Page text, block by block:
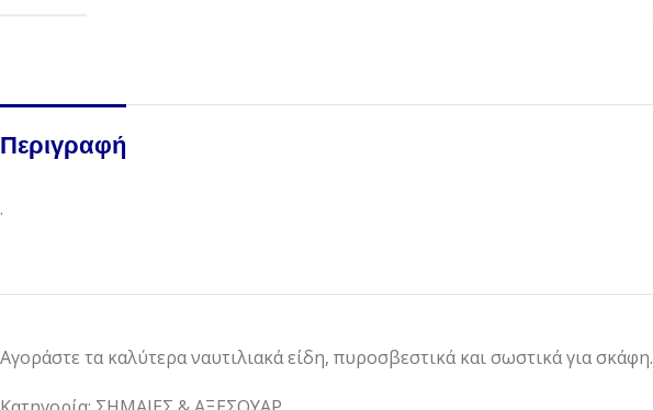
Περιγραφή
.
Αγοράστε τα καλύτερα ναυτιλιακά είδη, πυροσβεστικά και σωστικά για σκάφη.